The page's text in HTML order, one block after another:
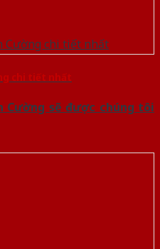
chi tiết nhất
Cường sẽ được chúng tôi